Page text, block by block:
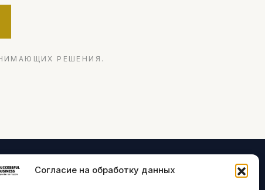
Согласие на обработку данных
РЕШЕНИЯ.